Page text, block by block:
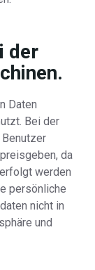
der
Daten
Bei der
da
werden
persönliche
nicht in
und